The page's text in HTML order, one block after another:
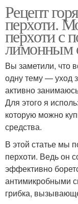
Рецепт
перхоти.
перхоти с
лимонным
Вы заметили, что
одну тему — уход
активно
Для этого я
которую можно
средства.
В этой статье мы
перхоти. Ведь он
эффективно
антимикробными
грибка,